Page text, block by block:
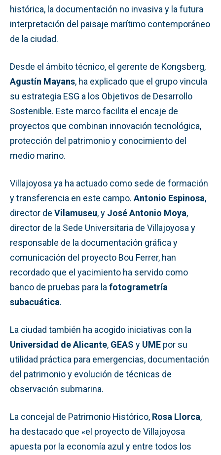
histórica, la documentación no invasiva y la futura
interpretación del paisaje marítimo contemporáneo
de la ciudad.
Desde el ámbito técnico, el gerente de Kongsberg,
Agustín Mayans, ha explicado que el grupo vincula
su estrategia ESG a los Objetivos de Desarrollo
Sostenible. Este marco facilita el encaje de
proyectos que combinan innovación tecnológica,
protección del patrimonio y conocimiento del
medio marino.
Villajoyosa ya ha actuado como sede de formación
y transferencia en este campo. Antonio Espinosa,
director de Vilamuseu, y José Antonio Moya,
director de la Sede Universitaria de Villajoyosa y
responsable de la documentación gráfica y
comunicación del proyecto Bou Ferrer, han
recordado que el yacimiento ha servido como
banco de pruebas para la fotogrametría
subacuática.
La ciudad también ha acogido iniciativas con la
Universidad de Alicante, GEAS y UME por su
utilidad práctica para emergencias, documentación
del patrimonio y evolución de técnicas de
observación submarina.
La concejal de Patrimonio Histórico, Rosa Llorca,
ha destacado que «el proyecto de Villajoyosa
apuesta por la economía azul y entre todos los